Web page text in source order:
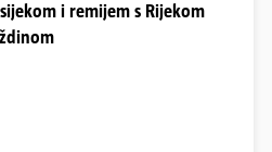
i remijem s Rijekom